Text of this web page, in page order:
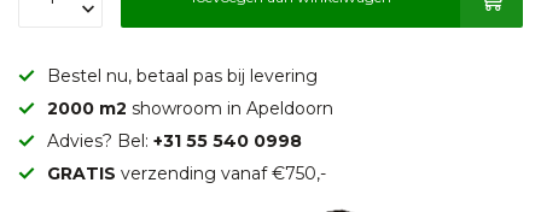
Bestel nu, betaal pas bij levering
2000 m2 showroom in Apeldoorn
Advies? Bel: +31 55 540 0998
GRATIS verzending vanaf €750,-